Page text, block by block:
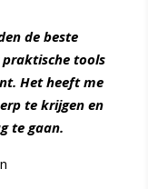
de beste
tools
Het heeft me
te krijgen en
te gaan.